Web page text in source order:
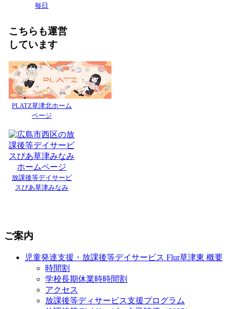
毎日
こちらも運営
しています
PLATZ草津北ホーム
ページ
放課後等デイサービ
スぴあ草津みなみ
ご案内
児童発達支援・放課後等デイサービス Flur草津東 概要
時間割
学校長期休業時時間割
アクセス
放課後等ディサービス支援プログラム